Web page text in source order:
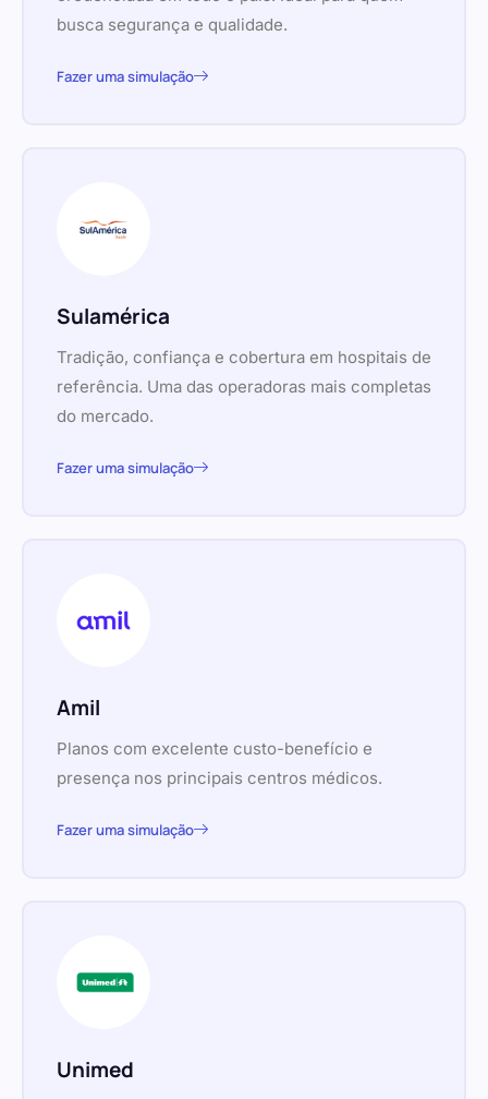
busca segurança e qualidade.
Fazer uma simulação
Sulamérica
Tradição, confiança e cobertura em hospitais de
referência. Uma das operadoras mais completas
do mercado.
Fazer uma simulação
Amil
Planos com excelente custo-benefício e
presença nos principais centros médicos.
Fazer uma simulação
Unimed